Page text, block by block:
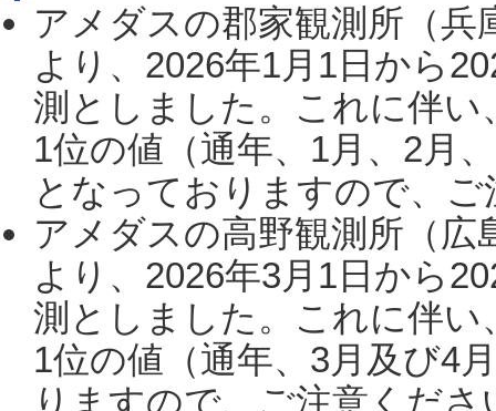
アメダスの郡家観測所（
より、2026年1月1日から
測としました。これに伴い
1位の値（通年、1月、2月
となっておりますので、
アメダスの高野観測所（
より、2026年3月1日から
測としました。これに伴い
1位の値（通年、3月及び4
りますので、ご注意くだ